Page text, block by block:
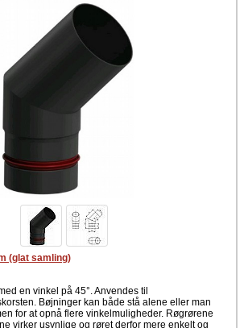
(glat samling)
en vinkel på 45°. Anvendes til
Bøjninger kan både stå alene eller man
for at opnå flere vinkelmuligheder. Røgrørene
virker usynlige og røret derfor mere enkelt og